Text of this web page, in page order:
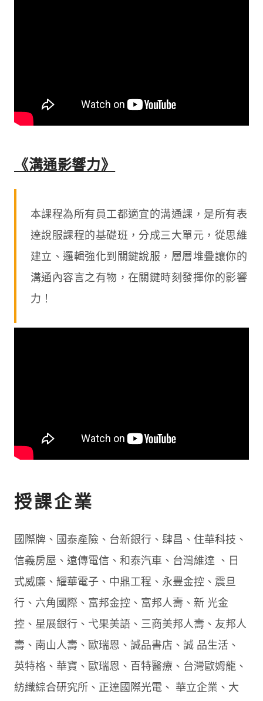
《溝通影響力》
本課程為所有員工都適宜的溝通課，是所有表
達說服課程的基礎班，分成三大單元，從思維
建立、邏輯強化到關鍵說服，層層堆疊讓你的
溝通內容言之有物，在關鍵時刻發揮你的影響
力！
授課企業
國際牌、國泰產險、台新銀行、肆昌、住華科技、
信義房屋、遠傳電信、和泰汽車、台灣維達 、日
式威廉、耀華電子、中鼎工程、永豐金控、震旦
行、六角國際、富邦金控、富邦人壽、新 光金
控、星展銀行、弋果美語、三商美邦人壽、友邦人
壽、南山人壽、歐瑞恩、誠品書店、誠 品生活、
英特格、華寶、歐瑞恩、百特醫療、台灣歐姆龍、
紡織綜合研究所、正達國際光電、 華立企業、大